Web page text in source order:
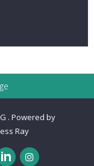
. Powered by
Ray